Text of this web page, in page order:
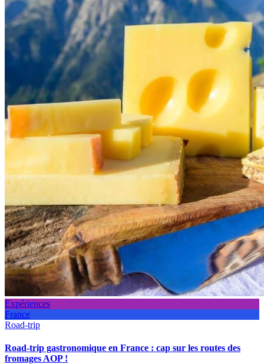
Expériences
France
Road-trip
Road-trip gastronomique en France : cap sur les routes des
fromages AOP !